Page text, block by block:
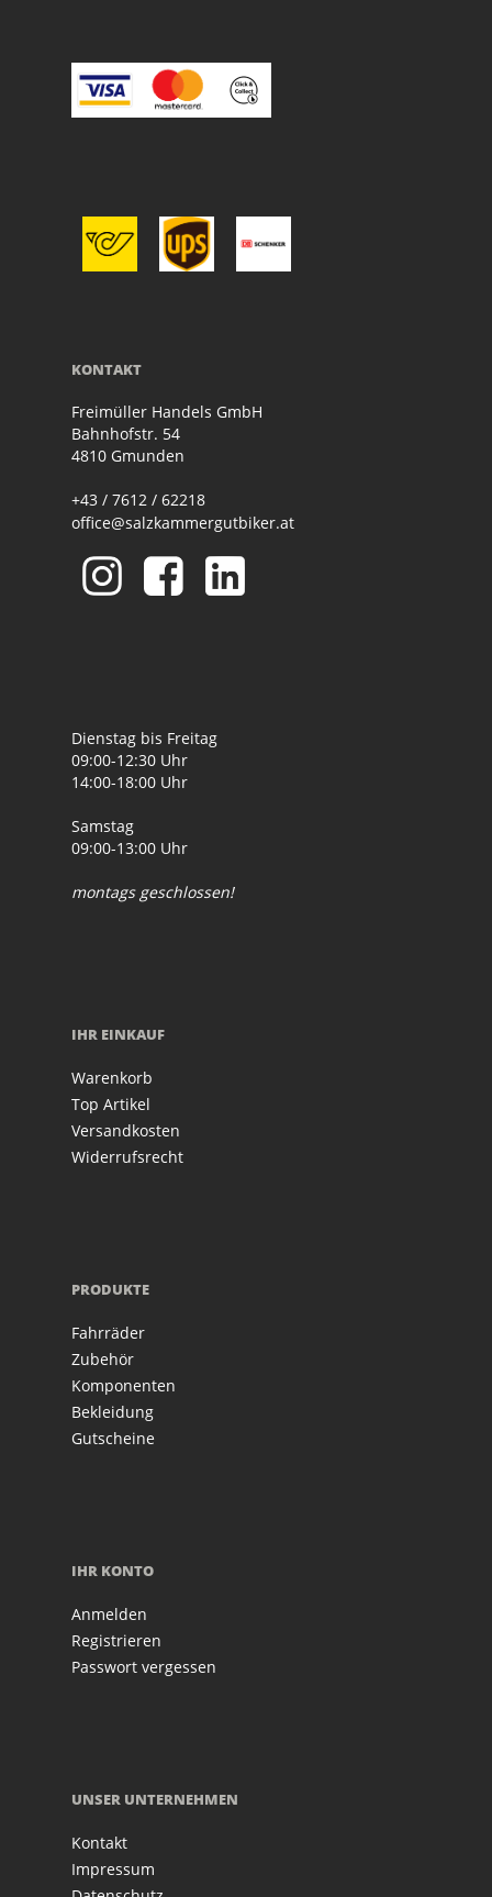
KONTAKT
Freimüller Handels GmbH
Bahnhofstr. 54
4810 Gmunden
+43 / 7612 / 62218
office@salzkammergutbiker.at
Dienstag bis Freitag
09:00-12:30 Uhr
14:00-18:00 Uhr
Samstag
09:00-13:00 Uhr
montags geschlossen!
IHR EINKAUF
Warenkorb
Top Artikel
Versandkosten
Widerrufsrecht
PRODUKTE
Fahrräder
Zubehör
Komponenten
Bekleidung
Gutscheine
IHR KONTO
Anmelden
Registrieren
Passwort vergessen
UNSER UNTERNEHMEN
Kontakt
Impressum